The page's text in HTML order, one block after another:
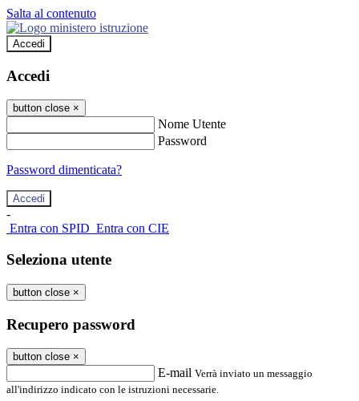
Salta al contenuto
Accedi
Accedi
button close ×
Nome Utente
Password
Password dimenticata?
-
Entra con SPID Entra con CIE
Seleziona utente
button close ×
Recupero password
button close ×
E-mail Verrà inviato un messaggio
all'indirizzo indicato con le istruzioni necessarie.